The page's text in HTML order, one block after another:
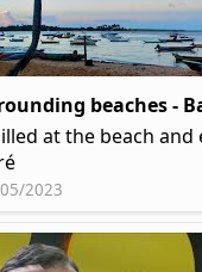
beaches -
at the beach
2023